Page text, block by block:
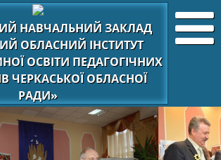
НАВЧАЛЬНИЙ ЗАКЛАД
ОБЛАСНИЙ ІНСТИТУТ
ОСВІТИ ПЕДАГОГІЧНИХ
ЧЕРКАСЬКОЇ ОБЛАСНОЇ
РАДИ»